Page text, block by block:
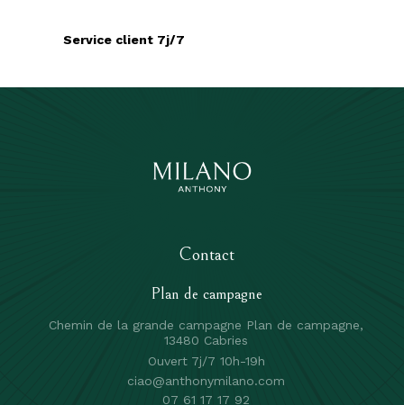
Service client 7j/7
Contact
Plan de campagne
Chemin de la grande campagne Plan de campagne,
13480 Cabries
Ouvert 7j/7 10h-19h
ciao@anthonymilano.com
07 61 17 17 92